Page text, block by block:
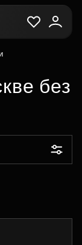
без